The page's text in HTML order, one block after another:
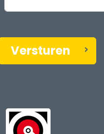
Versturen